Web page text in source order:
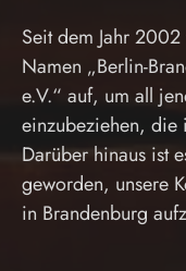
Seit dem Jahr
Namen „Berlin-
e.V.“ auf, um all
einzubeziehen, die
Darüber hinaus ist
geworden, unsere
in Brandenburg